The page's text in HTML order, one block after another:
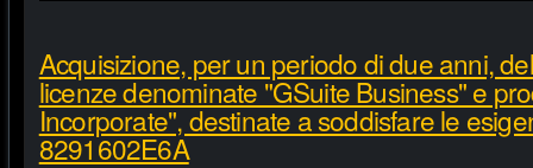
Acquisizione, per un periodo di due anni,
licenze denominate "GSuite Business" e
Incorporate", destinate a soddisfare le
8291602E6A